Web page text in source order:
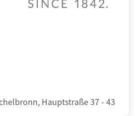
Hauptstraße 37 - 43